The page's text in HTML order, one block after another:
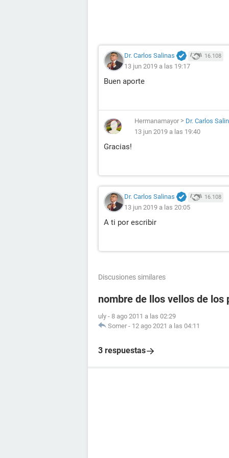
Dr. Carlos Salinas 16.108
13 jun 2019 a las 19:17
Buen aporte
Hermanamayor > Dr. Carlos
13 jun 2019 a las 19:40
Gracias!
Dr. Carlos Salinas 16.108
13 jun 2019 a las 20:05
A ti por escribir
Discusiones similares
nombre de llos vellos de los
uly - 8 ago 2011 a las 02:29
Somer - 12 ago 2021 a las 04:11
3 respuestas